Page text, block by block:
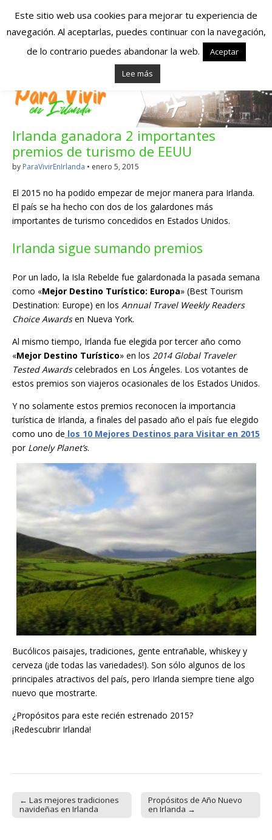
Españoles en
Irlanda – Vivir en
Irlanda – Trabajo
en Irlanda –
Alojamiento en
Irlanda
Blog dedicado a los que viven, estudian y trabajan en
Irlanda ganadora 2 importantes
premios de turismo de EEUU
by ParaVivirEnIrlanda • enero 5, 2015
El 2015 no ha podido empezar de mejor manera para Irlanda.
El país se ha hecho con dos de los galardones más
importantes de turismo concedidos en Estados Unidos.
Irlanda sigue sumando premios
Por un lado, la Isla Rebelde fue galardonada la pasada semana
como «Mejor Destino Turístico: Europa» (Best Tourism
Destination: Europe) en los Annual Travel Weekly Readers
Choice Awardsen Nueva York.
Al mismo tiempo, Irlanda fue elegida por tercer año como
«Mejor Destino Turístico» en los 2014 Global Traveler
Tested Awardscelebrados en Los Ángeles. Los votantes de
estos premios son viajeros ocasionales de los Estados Unidos.
Y no solamente estos premios reconocen la importancia
turística de Irlanda, a finales del pasado año el país fue elegido
como uno de los 10 Mejores Destinos para Visitar en 2015
por Lonely Planet’s.
Bucólicos paisajes, tradiciones, gente entrañable, whiskey y
cerveza (¡de todas las variedades!). Son sólo algunos de los
principales atractivos del país, pero Irlanda siempre tiene algo
nuevo que mostrarte.
¿Propósitos para este recién estrenado 2015?
¡Redescubrir Irlanda!
Post navigation
← Las mejores tradiciones
navideñas en Irlanda
Propósitos de Año Nuevo
en Irlanda →
Este sitio web usa cookies para mejorar tu experiencia de
navegación. Al aceptarlas, puedes continuar con la navegación,
de lo contrario puedes abandonar la web.
Aceptar
Lee más